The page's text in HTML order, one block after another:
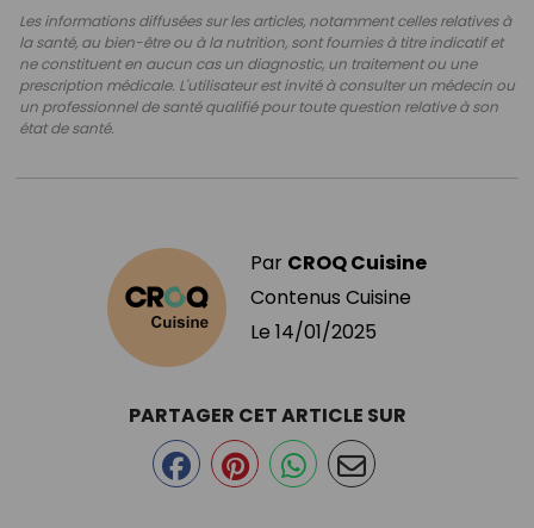
Les informations diffusées sur les articles, notamment celles relatives à
la santé, au bien-être ou à la nutrition, sont fournies à titre indicatif et
ne constituent en aucun cas un diagnostic, un traitement ou une
prescription médicale. L'utilisateur est invité à consulter un médecin ou
un professionnel de santé qualifié pour toute question relative à son
état de santé.
Par CROQ Cuisine
Contenus Cuisine
Le 14/01/2025
PARTAGER CET ARTICLE SUR